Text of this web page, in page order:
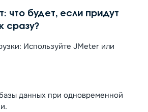
что будет, если придут
сразу?
Используйте JMeter или
данных при одновременной